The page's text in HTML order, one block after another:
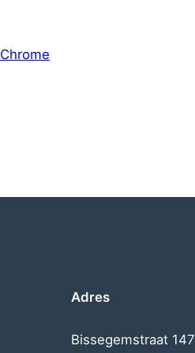
Chrome
Adres
Bissegemstraat 147